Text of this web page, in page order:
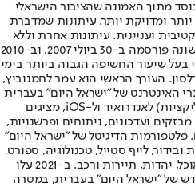
מתוך האמונה שהציבור הישראלי
יותר ומדויקת יותר. עיתונות שמדברת
ועניינית. עיתונות אחרת וללא
תשלום. המהדורה המודפסת הראשונה פורסמה ב-30 ביולי 2007, וב-2010
בעל שיעור החשיפה הגבוה ביותר בימי
העורך הראשי הוא עמר לחמנוביץ,
האינטרנט של "ישראל היום" בעברית
ובאנגלית, כמו כן היישומונים (אפליקציות) לאנדרואיד ול-iOS, מציגים
ועדכונים, ניתוחים ופרשנויות,
פלטפורמות הדיגיטל של "ישראל היום"
לייף סטייל, טכנולוגיה, ספורט,
כלכלה וצרכנות, בריאות, חיילים, אוכל, יהדות, תיירות ורכב. ב-2021 עלו
של "ישראל היום" בעברית, במטרה